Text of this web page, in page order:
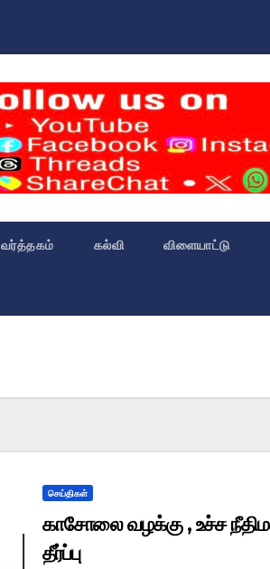
வர்த்தகம் கல்வி விளையாட்டு
செய்திகள்
காசோலை வழக்கு , உச்ச
தீர்ப்பு